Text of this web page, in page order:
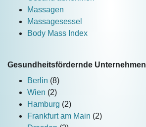
Massagen
Massagesessel
Body Mass Index
Gesundheitsfördernde Unternehmen
Berlin (8)
Wien (2)
Hamburg (2)
Frankfurt am Main (2)